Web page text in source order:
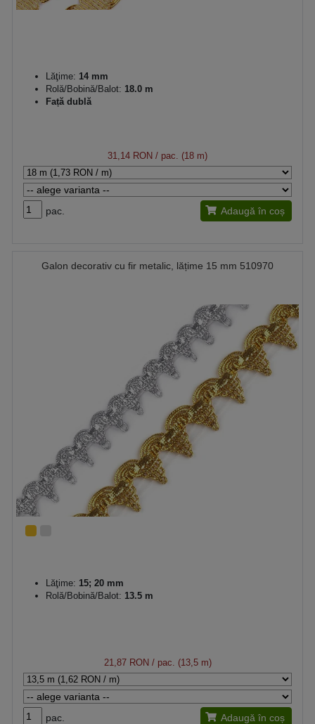
Lăţime: 14 mm
Rolă/Bobină/Balot: 18.0 m
Față dublă
31,14 RON / pac. (18 m)
pac. Adaugă în coș
Galon decorativ cu fir metalic, lățime 15 mm 510970
Lăţime: 15; 20 mm
Rolă/Bobină/Balot: 13.5 m
21,87 RON/ pac. (13,5 m)
pac. Adaugă în coș